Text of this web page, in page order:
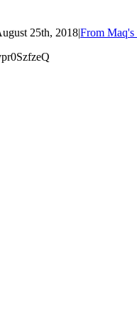
25th, 2018|From Maq's